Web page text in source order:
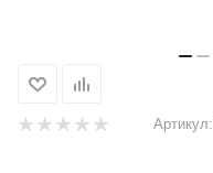
Артикул: